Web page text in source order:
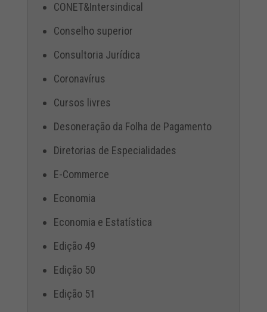
CONET&Intersindical
Conselho superior
Consultoria Jurídica
Coronavírus
Cursos livres
Desoneração da Folha de Pagamento
Diretorias de Especialidades
E-Commerce
Economia
Economia e Estatística
Edição 49
Edição 50
Edição 51